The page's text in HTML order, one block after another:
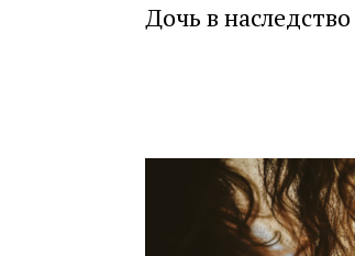
Дочь в наследство